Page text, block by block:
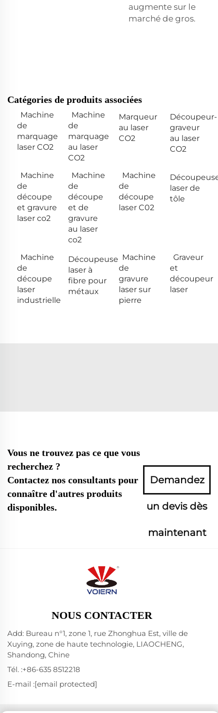
augmente sur le
marché de gros.
Catégories de produits associées
Machine
de
marquage
laser CO2
Machine
de
marquage
au laser
CO2
Marqueur
au laser
CO2
Découpeur-
graveur
au laser
CO2
Machine
de
découpe
et gravure
laser co2
Machine
de
découpe
et de
gravure
au laser
co2
Machine
de
découpe
laser C02
laser de
tôle
Machine
de
découpe
laser
industrielle
Découpeuse
laser à
fibre pour
métaux
Machine
de
gravure
laser sur
pierre
Graveur
et
découpeur
laser
Vous ne trouvez pas ce que vous
recherchez ?
Contactez nos consultants pour
connaître d'autres produits
disponibles.
Demandez
un devis dès
maintenant
NOUS CONTACTER
Add: Bureau n°1, zone 1, rue Zhonghua Est, ville de
Xuying, zone de haute technologie, LIAOCHENG,
Shandong, Chine
Tél. :+86-635 8512218
E-mail :[email protected]